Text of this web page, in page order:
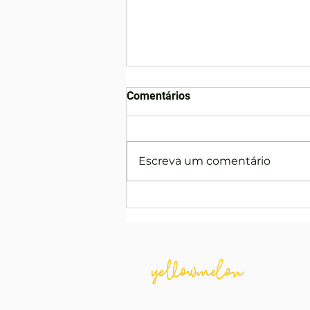
Florestal
Comentários
Escreva um comentário